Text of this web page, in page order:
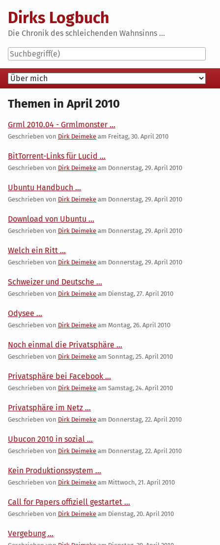
content
Dirks Logbuch
Die Chronik des schleichenden Wahnsinns ...
Navigation
Themen in April 2010
Grml 2010.04 - Grmlmonster ...
Geschrieben von Dirk Deimeke am Freitag, 30. April 2010
BitTorrent-Links für Lucid ...
Geschrieben von Dirk Deimeke am Donnerstag, 29. April 2010
Ubuntu Handbuch ...
Geschrieben von Dirk Deimeke am Donnerstag, 29. April 2010
Download von Ubuntu ...
Geschrieben von Dirk Deimeke am Donnerstag, 29. April 2010
Welch ein Ritt ...
Geschrieben von Dirk Deimeke am Donnerstag, 29. April 2010
Schweizer und Deutsche ...
Geschrieben von Dirk Deimeke am Dienstag, 27. April 2010
Odysee ...
Geschrieben von Dirk Deimeke am Montag, 26. April 2010
Noch einmal die Privatsphäre ...
Geschrieben von Dirk Deimeke am Sonntag, 25. April 2010
Privatsphäre bei Facebook ...
Geschrieben von Dirk Deimeke am Samstag, 24. April 2010
Privatsphäre im Netz ...
Geschrieben von Dirk Deimeke am Donnerstag, 22. April 2010
Ubucon 2010 in sozial ...
Geschrieben von Dirk Deimeke am Donnerstag, 22. April 2010
Kein Produktionssystem ...
Geschrieben von Dirk Deimeke am Mittwoch, 21. April 2010
Call for Papers offiziell gestartet ...
Geschrieben von Dirk Deimeke am Dienstag, 20. April 2010
Vergebung ...